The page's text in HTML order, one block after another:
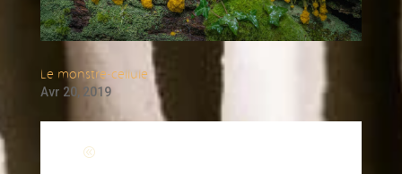
Le monstre-cellule
Avr 20, 2019